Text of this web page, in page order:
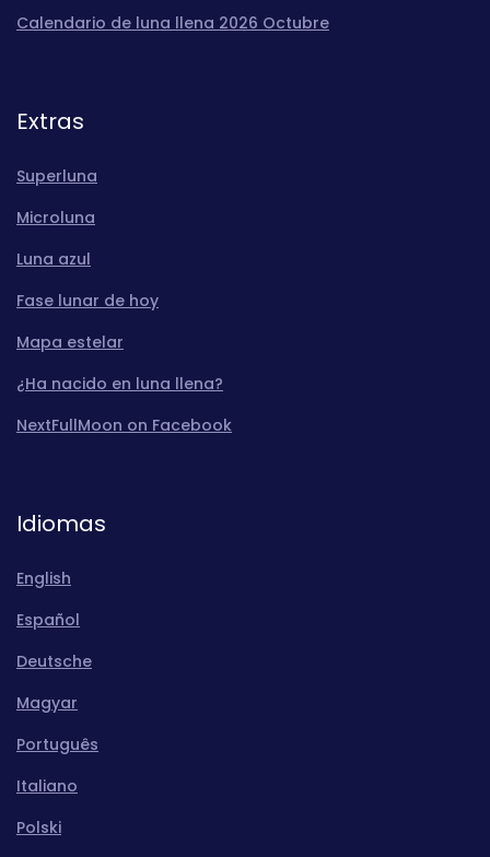
Calendario de luna llena 2026 Octubre
Extras
Superluna
Microluna
Luna azul
Fase lunar de hoy
Mapa estelar
¿Ha nacido en luna llena?
NextFullMoon on Facebook
Idiomas
English
Español
Deutsche
Magyar
Português
Italiano
Polski